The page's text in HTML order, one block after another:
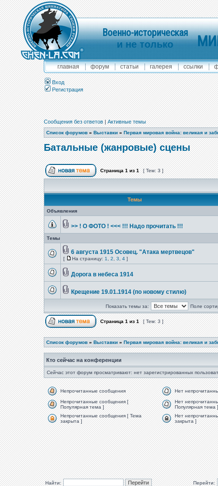
Военно-историческая
и не только
главная форум статьи галерея ссылки
Вход
Регистрация
Сообщения без ответов|Активные темы
Список форумов » Выставки » Первая мировая война: великая и
Батальные (жанровые) сцены
Страница1из1 [ Тем: 3 ]
Темы
Объявления
>> ! О ФОТО ! <<< !!! Надо прочитать !!!
Темы
6 августа 1915 Осовец. "Атака мертвецов"
[ На страницу: 1 2 3 4 ]
Дорога в небеса 1914
Крещение 19.01.1914 (по новому стилю)
Показать темы за: Поле
Страница1из1 [ Тем: 3 ]
Список форумов » Выставки » Первая мировая война: великая и
Кто сейчас на конференции
Сейчас этот форум просматривают: нет зарегистрированных
Непрочитанные сообщения
Нет
Непрочитанные сообщения [
Популярная тема ]
Нет
Популярная тема ]
Непрочитанные сообщения [ Тема
закрыта ]
Нет
закрыта ]
Найти: Перейти: